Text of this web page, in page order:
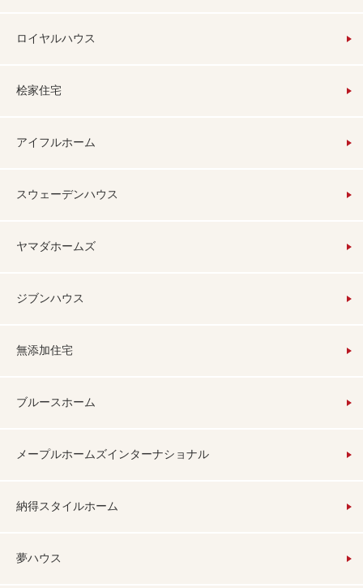
ロイヤルハウス
桧家住宅
アイフルホーム
スウェーデンハウス
ヤマダホームズ
ジブンハウス
無添加住宅
ブルースホーム
メープルホームズインターナショナル
納得スタイルホーム
夢ハウス